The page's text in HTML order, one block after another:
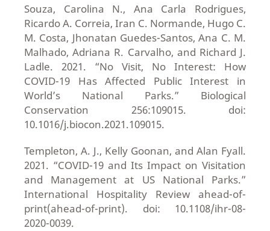
Souza, Carolina N., Ana Carla Rodrigues,
Ricardo A. Correia, Iran C. Normande, Hugo C.
M. Costa, Jhonatan Guedes-Santos, Ana C. M.
Malhado, Adriana R. Carvalho, and Richard J.
Ladle. 2021. “No Visit, No Interest: How
COVID-19 Has Affected Public Interest in
World’s National Parks.” Biological
Conservation 256:109015. doi:
10.1016/j.biocon.2021.109015.
Templeton, A. J., Kelly Goonan, and Alan Fyall.
2021. “COVID-19 and Its Impact on Visitation
and Management at US National Parks.”
International Hospitality Review ahead-of-
print(ahead-of-print). doi: 10.1108/ihr-08-
2020-0039.